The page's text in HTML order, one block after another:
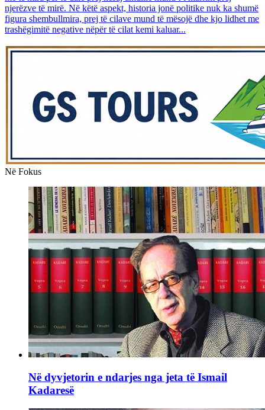
njerëzve të mirë. Në këtë aspekt, historia jonë politike nuk ka shumë
figura shembullmira, prej të cilave mund të mësojë dhe kjo lidhet me
trashëgimitë negative nëpër të cilat kemi kaluar...
Në Fokus
Në dyvjetorin e ndarjes nga jeta të Ismail
Kadaresë